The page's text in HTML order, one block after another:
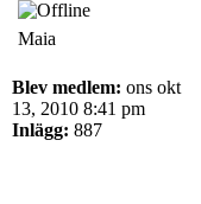
Maia
Blev medlem: ons okt
13, 2010 8:41 pm
Inlägg: 887